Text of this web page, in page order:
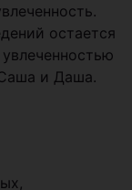
остается
и Даша.